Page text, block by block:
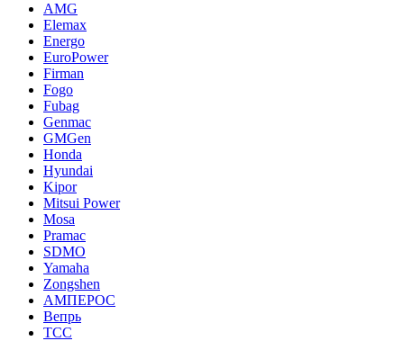
AMG
Elemax
Energo
EuroPower
Firman
Fogo
Fubag
Genmac
GMGen
Honda
Hyundai
Kipor
Mitsui Power
Mosa
Pramac
SDMO
Yamaha
Zongshen
АМПЕРОС
Вепрь
ТСС